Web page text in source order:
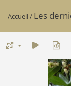
Accueil/ Les